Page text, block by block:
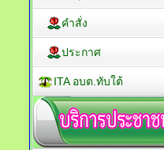
คำสั่ง
ประกาศ
ITA อบต.ทับใต้